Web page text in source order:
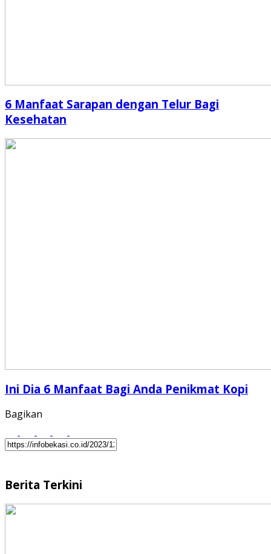
6 Manfaat Sarapan dengan Telur Bagi
Kesehatan
Ini Dia 6 Manfaat Bagi Anda Penikmat Kopi
Bagikan
Berita Terkini